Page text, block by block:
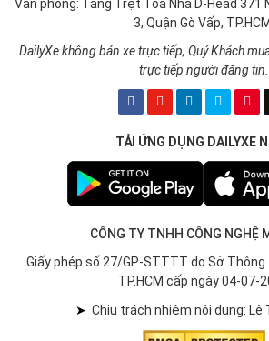
Văn phòng: Tầng Trệt Tòa Nhà D-Head 371
3, Quận Gò Vấp, TP.HCM.
DailyXe không bán xe trực tiếp, Quý Khách
trực tiếp người đăng tin.
TẢI ỨNG DỤNG DAILYXE
CÔNG TY TNHH CÔNG NGHỆ
Giấy phép số 27/GP-STTTT do Sở
TP.HCM cấp ngày 04-07-
➤ Chịu trách nhiệm nội dung: Lê